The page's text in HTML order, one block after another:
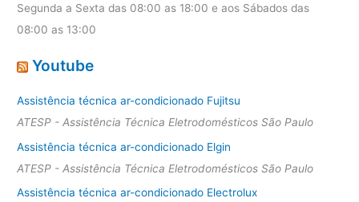
Segunda a Sexta das 08:00 as 18:00 e aos Sábados das
08:00 as 13:00
Youtube
Assistência técnica ar-condicionado Fujitsu
ATESP - Assistência Técnica Eletrodomésticos São Paulo
Assistência técnica ar-condicionado Elgin
ATESP - Assistência Técnica Eletrodomésticos São Paulo
Assistência técnica ar-condicionado Electrolux